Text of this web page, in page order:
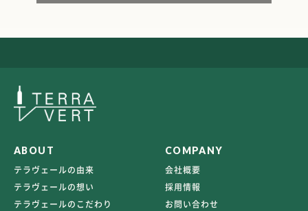
ABOUT
テラヴェールの由来
テラヴェールの想い
テラヴェールのこだわり
COMPANY
会社概要
採用情報
お問い合わせ